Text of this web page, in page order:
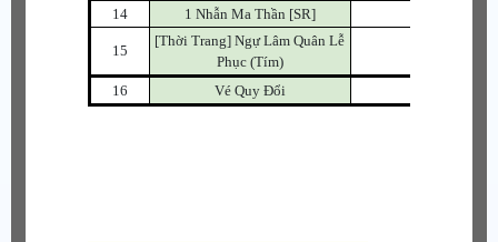
14
1 Nhẫn Ma Thần [SR]
15
[Thời Trang] Ngự Lâm Quân Lễ
Phục (Tím)
16
Vé Quy Đổi